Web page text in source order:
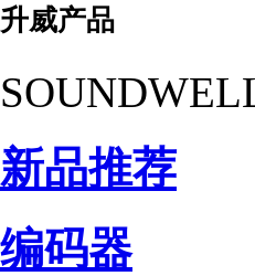
升威产品
新品推荐
编码器